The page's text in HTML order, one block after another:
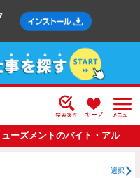
ーズメントのバイト・アル
情報一覧
選択